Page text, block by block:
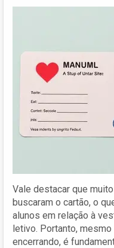
Vale destacar que
buscaram o cartão, o
alunos em relação à
letivo. Portanto,
encerrando, é